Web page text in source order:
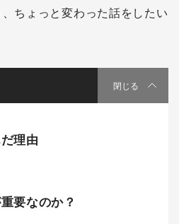
ちょっと変わった話をしたい
閉じる
理由
要なのか？